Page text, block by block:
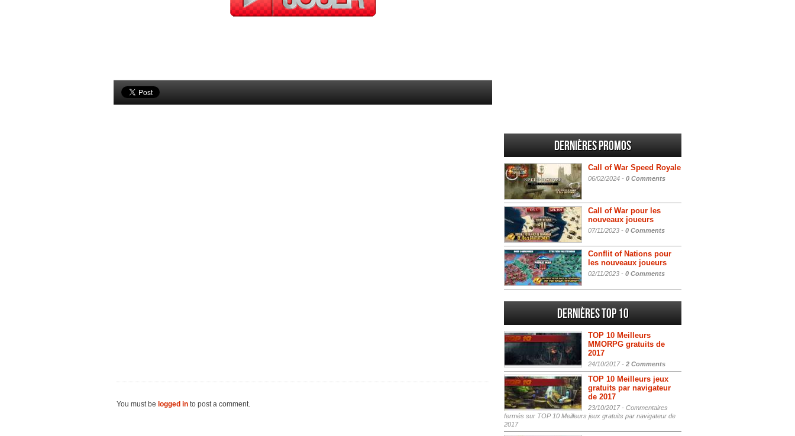
You must be logged in to post a comment.
Dernières promos
Call of War Speed Royale
06/02/2024 - 0 Comments
Call of War pour les
nouveaux joueurs
07/11/2023 - 0 Comments
Conflit of Nations pour
les nouveaux joueurs
02/11/2023 - 0 Comments
Dernières Top 10
TOP 10 Meilleurs
MMORPG gratuits de
2017
24/10/2017 - 2 Comments
TOP 10 Meilleurs jeux
gratuits par navigateur
de 2017
23/10/2017 - Commentaires
fermés sur TOP 10 Meilleurs jeux gratuits par navigateur de
2017